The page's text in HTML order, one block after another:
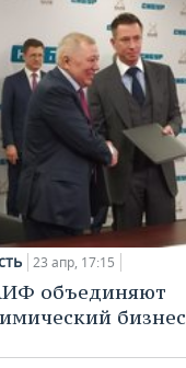
23 апр, 17:15
объединяют
бизнес